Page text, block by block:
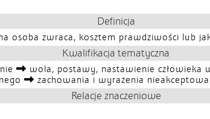
Definicja
osoba zwraca, kosztem prawdziwości lub
Kwalifikacja tematyczna
wola, postawy, nastawienie człowieka
zachowania i wyrażenia
Relacje znaczeniowe